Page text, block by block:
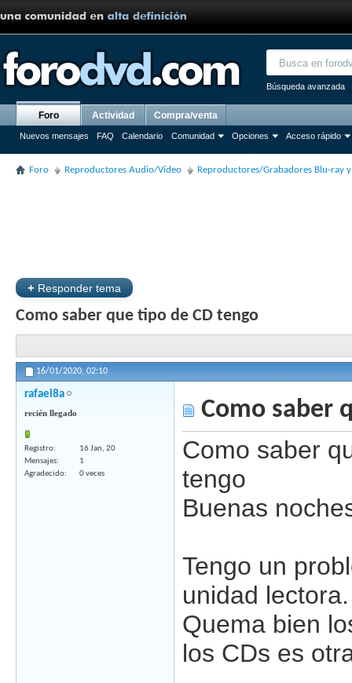
Búsqueda avanzada
Foro
Nuevos mensajes FAQ Calendario Comunidad Opciones Acceso rápido
Actividad Compra/venta
Foro Reproductores Audio/Vídeo Reproductores/Grabadores Blu-ray y
+ Responder tema
Como saber que tipo de CD tengo
16/01/2020, 02:10
rafael8a
recién llegado
Registro
16 Jan, 20
Mensajes
1
Agradecido
0 veces
Como saber
Como saber
tengo
Buenas
Tengo un
unidad lectora.
Quema bien
los CDs es